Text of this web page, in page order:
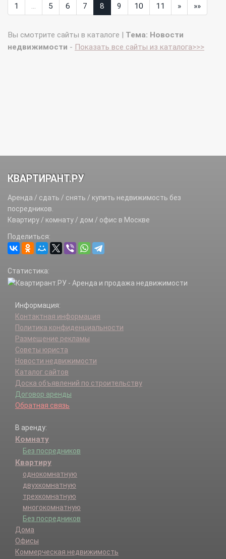
1 ... 5 6 7 8 9 10 11 » »»
Вы смотрите сайты в каталоге | Тема: Новости
недвижимости - Показать все сайты из каталога>>>
КВАРТИРАНТ.РУ
Аренда / сдать / снять / купить недвижимость без
посредников.
Квартиру / комнату / дом / офис в Москве
Поделиться:
Статистика:
Информация:
Контактная информация
Политика конфиденциальности
Размещение рекламы
Советы юриста
Новости недвижимости
Каталог сайтов
Доска объявлений по строительству
Договор аренды
Обратная связь
В аренду:
Комнату
Без посредников
Квартиру
однокомнатную
двухкомнатную
трехкомнатную
многокомнатную
Без посредников
Дома
Офисы
Коммерческая недвижимость